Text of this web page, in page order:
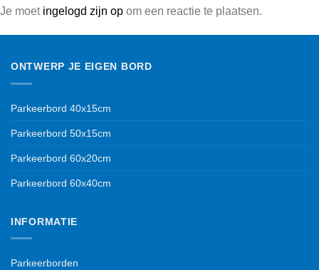
Je moet ingelogd zijn op om een reactie te plaatsen.
ONTWERP JE EIGEN BORD
Parkeerbord 40x15cm
Parkeerbord 50x15cm
Parkeerbord 60x20cm
Parkeerbord 60x40cm
INFORMATIE
Parkeerborden